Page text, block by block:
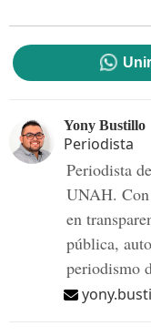
Yony Bustillo
Periodista
Periodista
UNAH.
en
pública,
periodismo